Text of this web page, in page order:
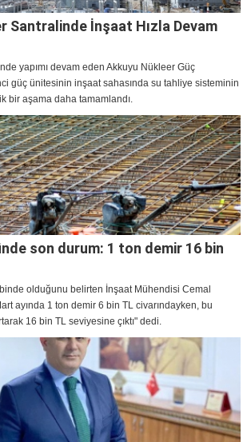
Santralinde İnşaat Hızla Devam
yapımı devam eden Akkuyu Nükleer Güç
güç ünitesinin inşaat sahasında su tahliye sisteminin
bir aşama daha tamamlandı.
son durum: 1 ton demir 16 bin
olduğunu belirten İnşaat Mühendisi Cemal
ayında 1 ton demir 6 bin TL civarındayken, bu
16 bin TL seviyesine çıktı" dedi.